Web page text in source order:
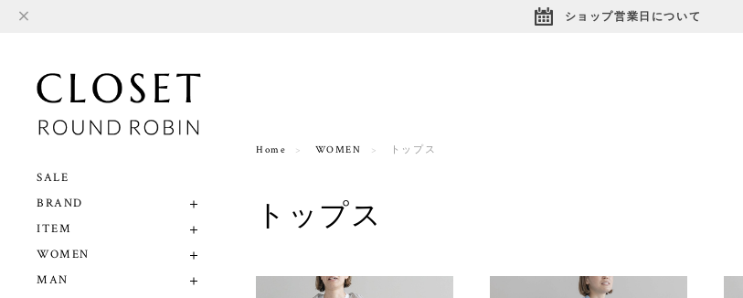
ショップ営業日について
SALE
BRAND
ITEM
WOMEN
MAN
Home WOMEN トップス
トップス